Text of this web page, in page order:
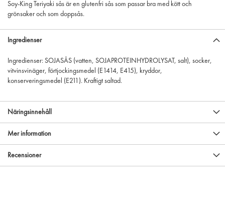
Soy-King Teriyaki sås är en glutenfri sås som passar bra med kött och
grönsaker och som doppsås.
Ingredienser
Ingredienser: SOJASÅS (vatten, SOJAPROTEINHYDROLYSAT, salt), socker,
vitvinsvinäger, förtjockingsmedel (E1414, E415), kryddor,
konserveringsmedel (E211). Kraftigt saltad.
Näringsinnehåll
Mer information
Recensioner